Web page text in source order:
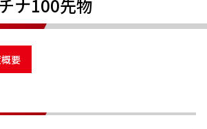
ナ100先物
要